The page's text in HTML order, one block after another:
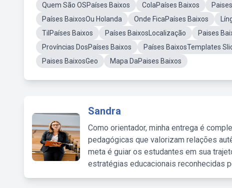
Quem São OSPaíses Baixos
ColaPaíses Baixos
Países BaixosOu Holanda
Onde FicaPaíses Baixos
TilPaíses Baixos
Países BaixosLocalização Paises
Províncias DosPaíses Baixos
Países BaixosTemplates
Paises BaixosGeo
Mapa DaPaises Baixos
Sandra
Como orientador, minha entrega é
pedagógicas que valorizam relações
meta é guiar os estudantes em sua
estratégias educacionais reconhecidas